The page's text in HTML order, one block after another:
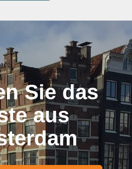
Sie das
aus